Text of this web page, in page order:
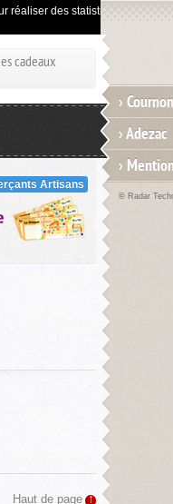
réaliser des statistiques de visites.